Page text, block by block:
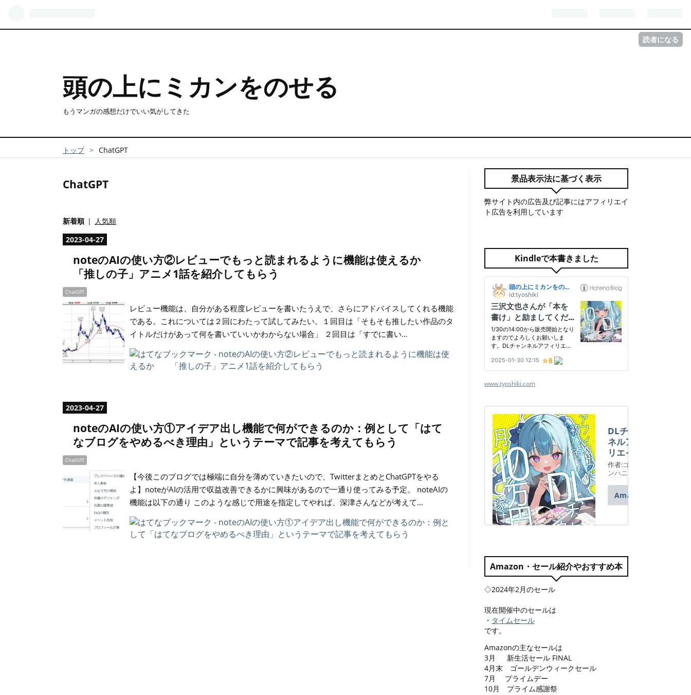
読者になる
頭の上にミカンをのせる
もうマンガの感想だけでいい気がしてきた
トップ > ChatGPT
ChatGPT
新着順
人気順
2023-04-27
noteのAIの使い方②レビューでもっと読まれるように機能は使えるか
「推しの子」アニメ1話を紹介してもらう
ChatGPT
レビュー機能は、自分がある程度レビューを書いたうえで、さらにアドバイスしてくれる機能
である。これについては２回にわたって試してみたい。１回目は「そもそも推したい作品のタ
イトルだけがあって何を書いていいかわからない場合」 ２回目は「すでに書い…
2023-04-27
noteのAIの使い方①アイデア出し機能で何ができるのか：例として「はて
なブログをやめるべき理由」というテーマで記事を考えてもらう
ChatGPT
【今後このブログでは極端に自分を薄めていきたいので、TwitterまとめとChatGPTをやる
よ】noteがAIの活用で収益改善できるかに興味があるので一通り使ってみる予定。 noteAIの
機能は以下の通り このような感じで用途を指定してやれば、深津さんなどが考えて…
景品表示法に基づく表示
弊サイト内の広告及び記事にはアフィリエイ
ト広告を利用しています
Kindleで本書きました
www.tyoshiki.com
DLチャン
ネルアフィ
リエイト攻
略マニュア
ル: アフィ
リエイト初
心者でも
DLチャン
月10万円
作者:ゴールデ
ンハニワ
Amazon
Amazon・セール紹介やおすすめ本
◇2024年2月のセール
現在開催中のセールは
・ タイムセール
です。
Amazonの主なセールは
3月 新生活セール FINAL
4月末 ゴールデンウィークセール
7月 プライムデー
10月 プライム感謝祭